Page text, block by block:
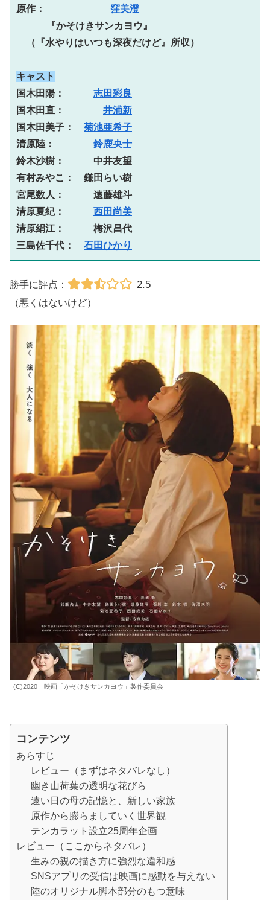
原作： 窪美澄
『かそけきサンカヨウ』
（『水やりはいつも深夜だけど』所収）
キャスト
国木田陽： 志田彩良
国木田直： 井浦新
国木田美子： 菊池亜希子
清原陸： 鈴鹿央士
鈴木沙樹：　　　中井友望
有村みやこ：　鎌田らい樹
宮尾数人：　　　遠藤雄斗
清原夏紀： 西田尚美
清原絹江：　　　梅沢昌代
三島佐千代： 石田ひかり
勝手に評点： 2.5
（悪くはないけど）
(C)2020 映画「かそけきサンカヨウ」製作委員会
コンテンツ
あらすじ
レビュー（まずはネタバレなし）
幽き山荷葉の透明な花びら
遠い日の母の記憶と、新しい家族
原作から膨らましていく世界観
テンカラット設立25周年企画
レビュー（ここからネタバレ）
生みの親の描き方に強烈な違和感
SNSアプリの受信は映画に感動を与えない
陸のオリジナル脚本部分のもつ意味